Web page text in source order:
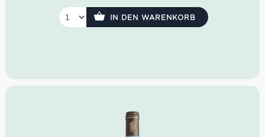
Idealer Versandkarton: 21 Flaschen
IN DEN WARENKORB